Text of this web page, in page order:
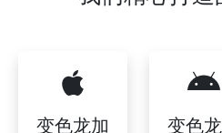
变色龙加
变色